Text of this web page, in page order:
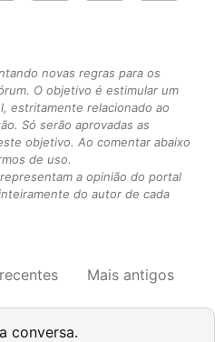
novas regras para os
O objetivo é estimular um
estritamente relacionado ao
Só serão aprovadas as
objetivo. Ao comentar abaixo
de uso.
a opinião do portal
do autor de cada
Mais antigos
conversa.